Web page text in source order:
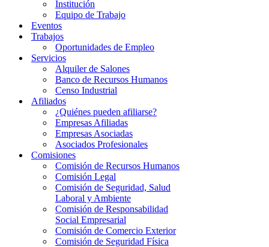
Institución
Equipo de Trabajo
Eventos
Trabajos
Oportunidades de Empleo
Servicios
Alquiler de Salones
Banco de Recursos Humanos
Censo Industrial
Afiliados
¿Quiénes pueden afiliarse?
Empresas Afiliadas
Empresas Asociadas
Asociados Profesionales
Comisiones
Comisión de Recursos Humanos
Comisión Legal
Comisión de Seguridad, Salud
Laboral y Ambiente
Comisión de Responsabilidad
Social Empresarial
Comisión de Comercio Exterior
Comisión de Seguridad Física